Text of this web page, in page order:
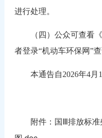
进行处理。
（四）公众可查看《
者登录“机动车环保网”
本通告自2026年4月1
附件： 国Ⅲ排放标